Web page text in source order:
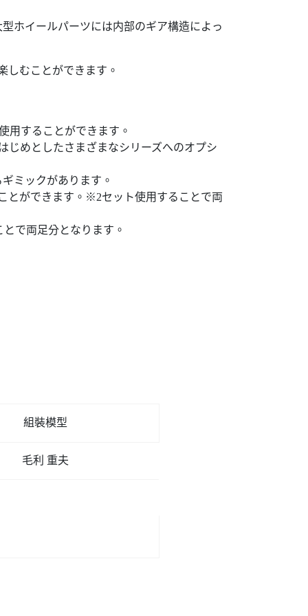
ホイールパーツには内部のギア構造によっ
しむことができます。
用することができます。
じめとしたさまざまなシリーズへのオプシ
ミックがあります。
とができます。※2セット使用することで両
で両足分となります。
組裝模型
毛利 重夫